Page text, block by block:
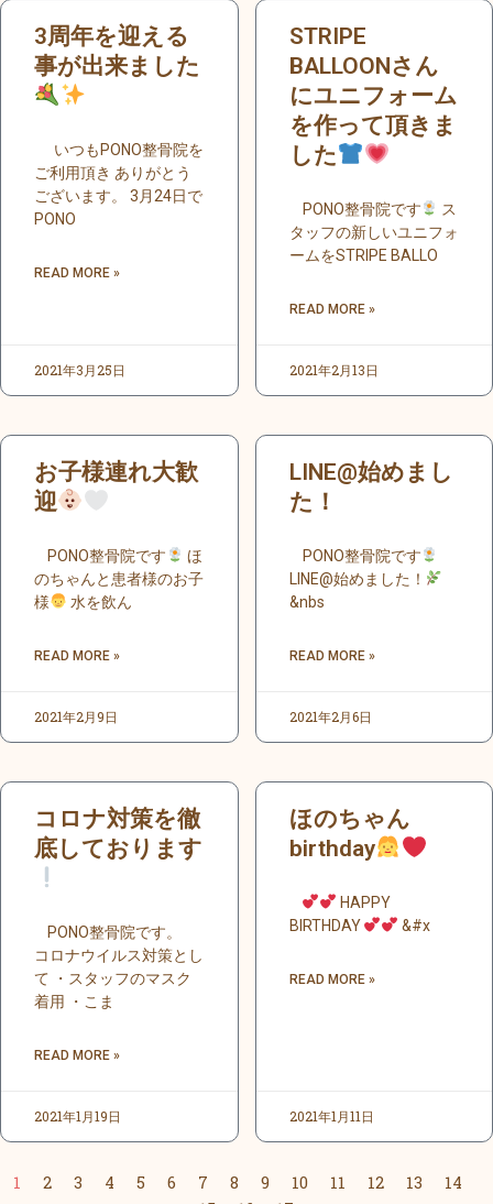
3周年を迎える
事が出来ました
いつもPONO整骨院を
ご利用頂き ありがとう
ございます。 3月24日で
PONO
READ MORE »
2021年3月25日
STRIPE
BALLOONさん
にユニフォーム
を作って頂きま
した
PONO整骨院です
ス
タッフの新しいユニフォ
ームをSTRIPE BALLO
READ MORE »
2021年2月13日
お子様連れ大歓
迎
PONO整骨院です
ほ
のちゃんと患者様のお子
様
水を飲ん
READ MORE »
2021年2月9日
LINE@始めまし
た！
PONO整骨院です
LINE@始めました！
&nbs
READ MORE »
2021年2月6日
コロナ対策を徹
底しております
PONO整骨院です。
コロナウイルス対策とし
て ・スタッフのマスク
着用 ・こま
READ MORE »
2021年1月19日
ほのちゃん
birthday
HAPPY
BIRTHDAY
&#x
READ MORE »
2021年1月11日
1 2 3 4 5 6 7 8 9 10 11 12 13 14